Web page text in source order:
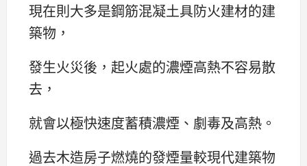
現在則大多是鋼筋混凝土具防火建材的建
築物，
發生火災後，起火處的濃煙高熱不容易散
去，
就會以極快速度蓄積濃煙、劇毒及高熱。
過去木造房子燃燒的發煙量較現代建築物